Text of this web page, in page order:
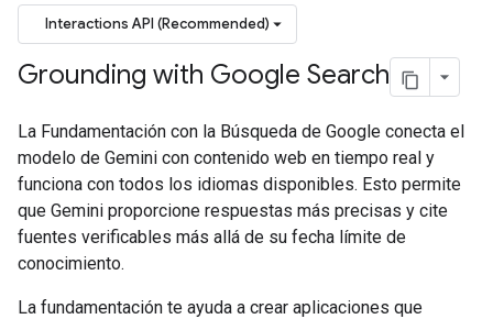
Interactions API (Recommended)
Grounding with Google Search
La Fundamentación con la Búsqueda de Google conecta el
modelo de Gemini con contenido web en tiempo real y
funciona con todos los idiomas disponibles. Esto permite
que Gemini proporcione respuestas más precisas y cite
fuentes verificables más allá de su fecha límite de
conocimiento.
La fundamentación te ayuda a crear aplicaciones que